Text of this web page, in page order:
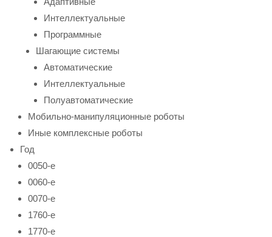
Интеллектуальные
Программные
Шагающие системы
Автоматические
Интеллектуальные
Полуавтоматические
Мобильно-манипуляционные роботы
Иные комплексные роботы
Год
0050-е
0060-е
0070-е
1760-е
1770-е